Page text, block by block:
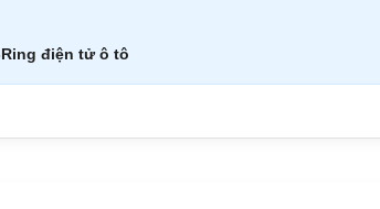
điện tử ô tô